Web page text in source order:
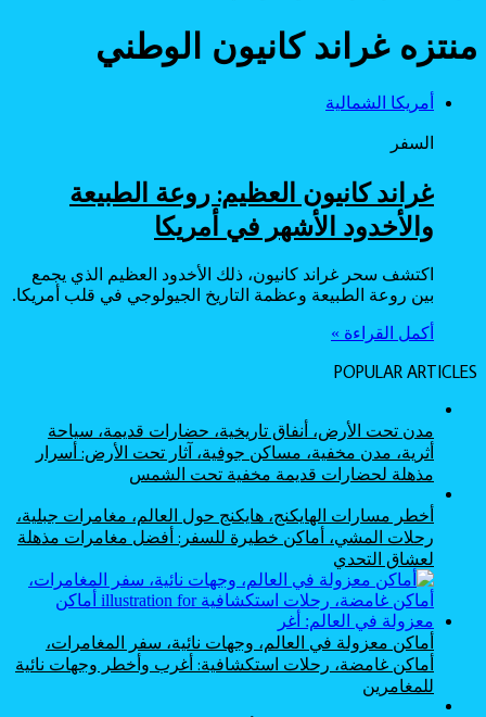
منتزه غراند كانيون الوطني
أمريكا الشمالية
السفر
غراند كانيون العظيم: روعة الطبيعة
والأخدود الأشهر في أمريكا
اكتشف سحر غراند كانيون، ذلك الأخدود العظيم الذي يجمع
بين روعة الطبيعة وعظمة التاريخ الجيولوجي في قلب أمريكا.
أكمل القراءة »
POPULAR ARTICLES
مدن تحت الأرض، أنفاق تاريخية، حضارات قديمة، سياحة
أثرية، مدن مخفية، مساكن جوفية، آثار تحت الأرض: أسرار
مذهلة لحضارات قديمة مخفية تحت الشمس
أخطر مسارات الهايكنج، هايكنج حول العالم، مغامرات جبلية،
رحلات المشي، أماكن خطيرة للسفر: أفضل مغامرات مذهلة
لعشاق التحدي
أماكن معزولة في العالم، وجهات نائية، سفر المغامرات،
أماكن غامضة، رحلات استكشافية: أغرب وأخطر وجهات نائية
للمغامرين